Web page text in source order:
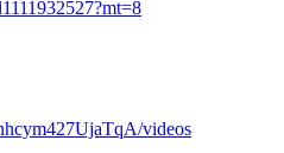
videos